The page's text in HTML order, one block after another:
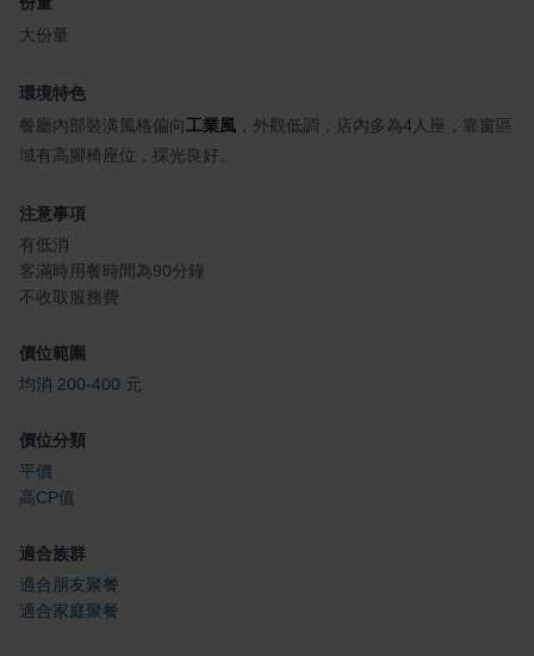
大份量
環境特色
餐廳內部裝潢風格偏向工業風 ，外觀低調，店內多為4人座，靠窗區
域有高腳椅座位，採光良好。
注意事項
有低消
客滿時用餐時間為90分鐘
不收取服務費
價位範圍
均消 200-400 元
價位分類
平價
高CP值
適合族群
適合朋友聚餐
適合家庭聚餐